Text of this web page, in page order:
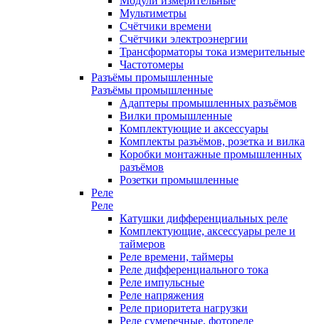
Мультиметры
Счётчики времени
Счётчики электроэнергии
Трансформаторы тока измерительные
Частотомеры
Разъёмы промышленные
Разъёмы промышленные
Адаптеры промышленных разъёмов
Вилки промышленные
Комплектующие и аксессуары
Комплекты разъёмов, розетка и вилка
Коробки монтажные промышленных
разъёмов
Розетки промышленные
Реле
Реле
Катушки дифференциальных реле
Комплектующие, аксессуары реле и
таймеров
Реле времени, таймеры
Реле дифференциального тока
Реле импульсные
Реле напряжения
Реле приоритета нагрузки
Реле сумеречные, фотореле